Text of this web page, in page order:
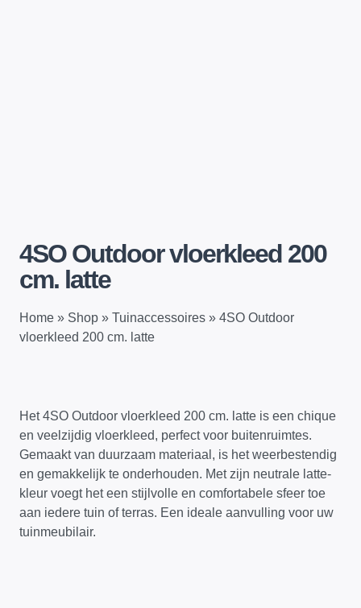
4SO Outdoor vloerkleed 200
cm. latte
Home » Shop » Tuinaccessoires » 4SO Outdoor
vloerkleed 200 cm. latte
Het 4SO Outdoor vloerkleed 200 cm. latte is een chique
en veelzijdig vloerkleed, perfect voor buitenruimtes.
Gemaakt van duurzaam materiaal, is het weerbestendig
en gemakkelijk te onderhouden. Met zijn neutrale latte-
kleur voegt het een stijlvolle en comfortabele sfeer toe
aan iedere tuin of terras. Een ideale aanvulling voor uw
tuinmeubilair.